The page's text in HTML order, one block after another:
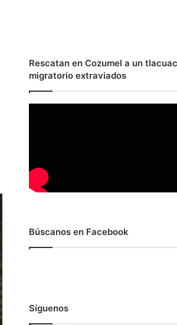
Rescatan en Cozumel a un
migratorio extraviados
Búscanos en Facebook
Síguenos